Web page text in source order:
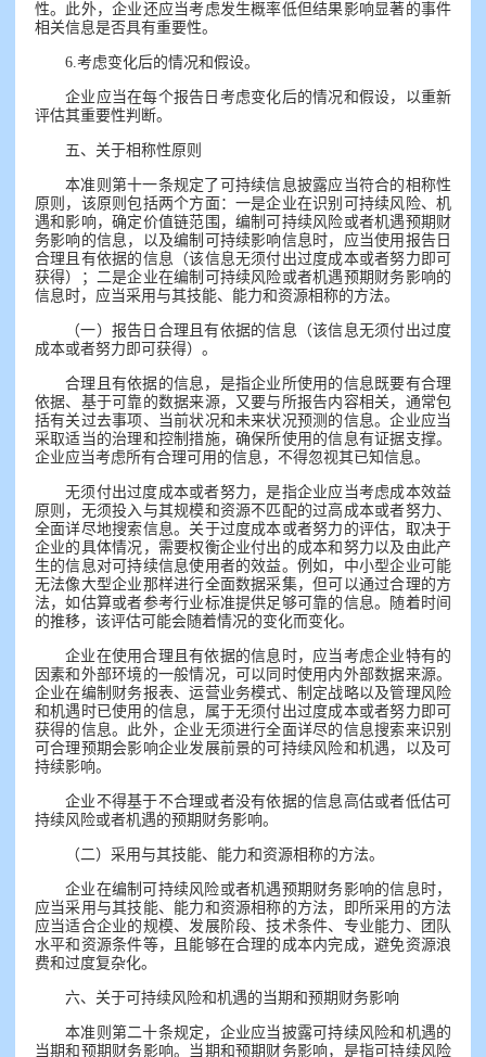
性。此外，企业还应当考虑发生概率低但结果影响显著的事件
相关信息是否具有重要性。
6.考虑变化后的情况和假设。
企业应当在每个报告日考虑变化后的情况和假设，以重新
评估其重要性判断。
五、关于相称性原则
本准则第十一条规定了可持续信息披露应当符合的相称性
原则，该原则包括两个方面：一是企业在识别可持续风险、机
遇和影响，确定价值链范围，编制可持续风险或者机遇预期财
务影响的信息，以及编制可持续影响信息时，应当使用报告日
合理且有依据的信息（该信息无须付出过度成本或者努力即可
获得）；二是企业在编制可持续风险或者机遇预期财务影响的
信息时，应当采用与其技能、能力和资源相称的方法。
（一）报告日合理且有依据的信息（该信息无须付出过度
成本或者努力即可获得）。
合理且有依据的信息，是指企业所使用的信息既要有合理
依据、基于可靠的数据来源，又要与所报告内容相关，通常包
括有关过去事项、当前状况和未来状况预测的信息。企业应当
采取适当的治理和控制措施，确保所使用的信息有证据支撑。
企业应当考虑所有合理可用的信息，不得忽视其已知信息。
无须付出过度成本或者努力，是指企业应当考虑成本效益
原则，无须投入与其规模和资源不匹配的过高成本或者努力、
全面详尽地搜索信息。关于过度成本或者努力的评估，取决于
企业的具体情况，需要权衡企业付出的成本和努力以及由此产
生的信息对可持续信息使用者的效益。例如，中小型企业可能
无法像大型企业那样进行全面数据采集，但可以通过合理的方
法，如估算或者参考行业标准提供足够可靠的信息。随着时间
的推移，该评估可能会随着情况的变化而变化。
企业在使用合理且有依据的信息时，应当考虑企业特有的
因素和外部环境的一般情况，可以同时使用内外部数据来源。
企业在编制财务报表、运营业务模式、制定战略以及管理风险
和机遇时已使用的信息，属于无须付出过度成本或者努力即可
获得的信息。此外，企业无须进行全面详尽的信息搜索来识别
可合理预期会影响企业发展前景的可持续风险和机遇，以及可
持续影响。
企业不得基于不合理或者没有依据的信息高估或者低估可
持续风险或者机遇的预期财务影响。
（二）采用与其技能、能力和资源相称的方法。
企业在编制可持续风险或者机遇预期财务影响的信息时，
应当采用与其技能、能力和资源相称的方法，即所采用的方法
应当适合企业的规模、发展阶段、技术条件、专业能力、团队
水平和资源条件等，且能够在合理的成本内完成，避免资源浪
费和过度复杂化。
六、关于可持续风险和机遇的当期和预期财务影响
本准则第二十条规定，企业应当披露可持续风险和机遇的
当期和预期财务影响。当期和预期财务影响，是指可持续风险